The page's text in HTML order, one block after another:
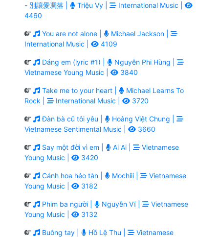
- 別讓愛凋落 |
Triệu Vy |
International Music |
4460
You are not alone |
Michael Jackson |
International Music |
4109
Dáng em (lyric #1) |
Nguyễn Phi Hùng |
Vietnamese Young Music |
3840
Take me to your heart |
Michael Learns To
Rock |
International Music | 3720
Đàn bà cũ tôi yêu |
Hoàng Việt Chung |
Vietnamese Sentimental Music |
3660
Say một đời vì em | Ai Ai |
Vietnamese
Young Music |
3420
Cánh hoa héo tàn | Mochiii |
Vietnamese
Young Music |
3182
Phim ba người | Nguyễn Vĩ |
Vietnamese
Young Music |
3132
Buông tay | Hồ Lệ Thu |
Vietnamese